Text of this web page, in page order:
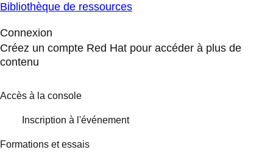
Bibliothèque de ressources
Connexion
Créez un compte Red Hat pour accéder à plus de
contenu
Accès à la console
Inscription à l'événement
Formations et essais